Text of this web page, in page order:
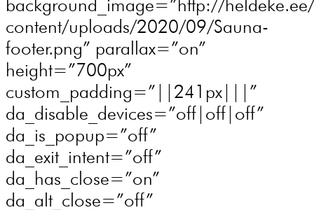
background_image=”http://
content/uploads/2020/09/Sauna-
footer.png” parallax=”on”
height=”700px”
custom_padding=”||241px|||”
da_disable_devices=”off|off|off”
da_is_popup=”off”
da_exit_intent=”off”
da_has_close=”on”
da_alt_close=”off”